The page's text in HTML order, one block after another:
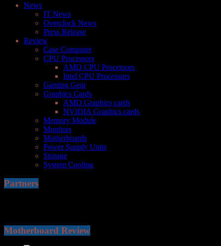
News
IT News
Overclock News
Press Release
Review
Case Computer
CPU Processors
AMD CPU Processors
Intel CPU Processors
Gaming Gear
Graphics Cards
AMD Graphics cards
NVIDIA Graphics cards
Memory Module
Monitors
Motherboards
Power Supply Units
Storage
System Cooling
Partners
Motherboard Review